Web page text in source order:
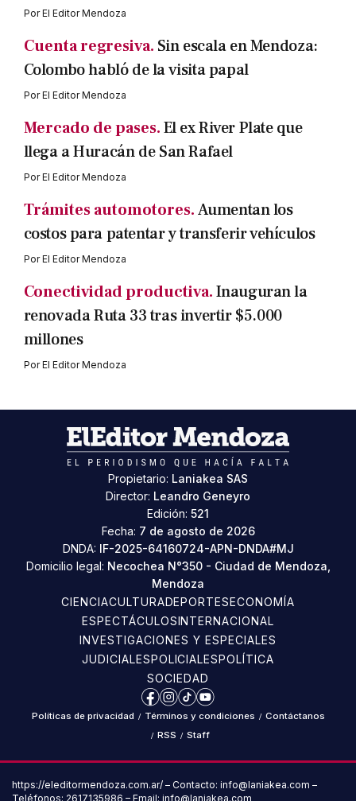
PorEl Editor Mendoza
Cuenta regresiva. Sin escala en Mendoza:
Colombo habló de la visita papal
PorEl Editor Mendoza
Mercado de pases.El ex River Plate que
llega a Huracán de San Rafael
PorEl Editor Mendoza
Trámites automotores.Aumentan los
costos para patentar y transferir vehículos
PorEl Editor Mendoza
Conectividad productiva.Inauguran la
renovada Ruta 33 tras invertir $5.000
millones
PorEl Editor Mendoza
Propietario: Laniakea SAS
Director: Leandro Geneyro
Edición: 521
Fecha: 7 de agosto de 2026
DNDA: IF-2025-64160724-APN-DNDA#MJ
Domicilio legal: Necochea N°350 - Ciudad de Mendoza,
Mendoza
CIENCIACULTURADEPORTESECONOMÍA
ESPECTÁCULOSINTERNACIONAL
INVESTIGACIONES Y ESPECIALES
JUDICIALESPOLICIALESPOLÍTICA
SOCIEDAD
Facebook
Instagram
TikTokYouTube
Políticas de privacidad / Términos y condiciones / Contáctanos
/ RSS / Staff
https://eleditormendoza.com.ar/ – Contacto: info@laniakea.com –
Teléfonos: 2617135986 – Email: info@laniakea.com